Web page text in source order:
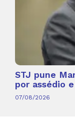
STJ pune
por assédio
07/08/2026